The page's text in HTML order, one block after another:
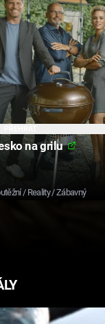
na grilu
/ Reality / Zábavný